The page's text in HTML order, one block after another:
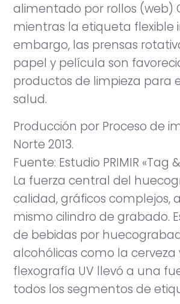
alimentado por rollos (web)
mientras la etiqueta flexible
embargo, las prensas
papel y película son
productos de limpieza para
salud.
Producción por Proceso de
Norte 2013.
Fuente: Estudio PRIMIR «Tag
La fuerza central del
calidad, gráficos complejos,
mismo cilindro de grabado.
de bebidas por
alcohólicas como la
flexografía UV llevó a una
todos los segmentos de